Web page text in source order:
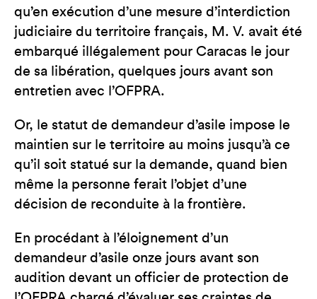
qu’en exécution d’une mesure d’interdiction
judiciaire du territoire français, M. V. avait été
embarqué illégalement pour Caracas le jour
de sa libération, quelques jours avant son
entretien avec l’OFPRA.
Or, le statut de demandeur d’asile impose le
maintien sur le territoire au moins jusqu’à ce
qu’il soit statué sur la demande, quand bien
même la personne ferait l’objet d’une
décision de reconduite à la frontière.
En procédant à l’éloignement d’un
demandeur d’asile onze jours avant son
audition devant un officier de protection de